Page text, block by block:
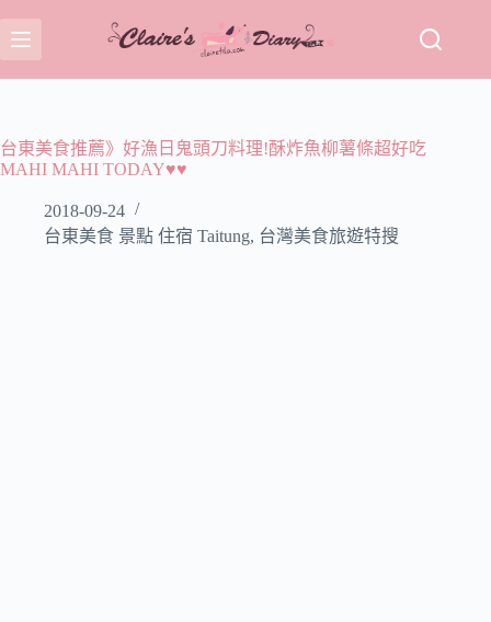
至
主
容
台東美食推薦》好漁日鬼頭刀料理!酥炸魚柳薯條超好吃
MAHI MAHI TODAY♥♥
2018-09-24
台東美食 景點 住宿 Taitung, 台灣美食旅遊特搜